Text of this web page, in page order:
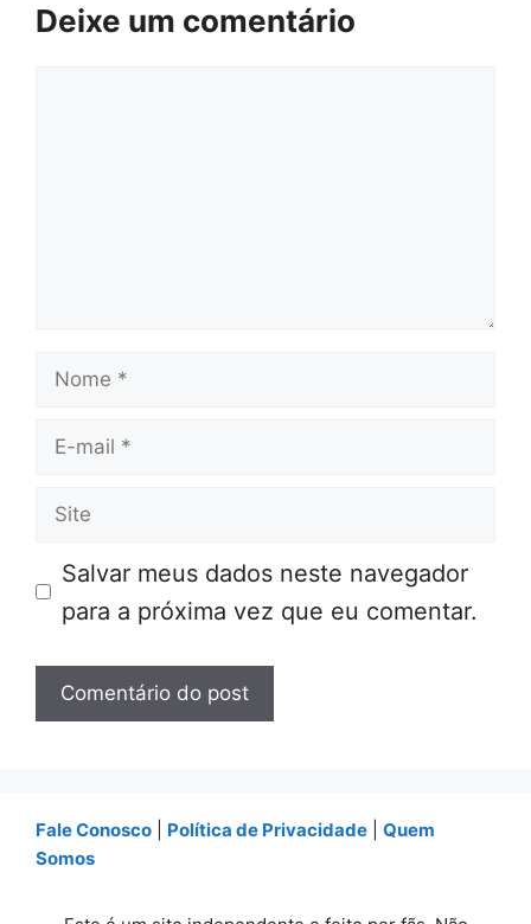
Deixe um comentário
Nome
E-
Site
Salvar meus dados neste navegador
para a próxima vez que eu comentar.
Fale Conosco Política de Privacidade
Quem
Somos